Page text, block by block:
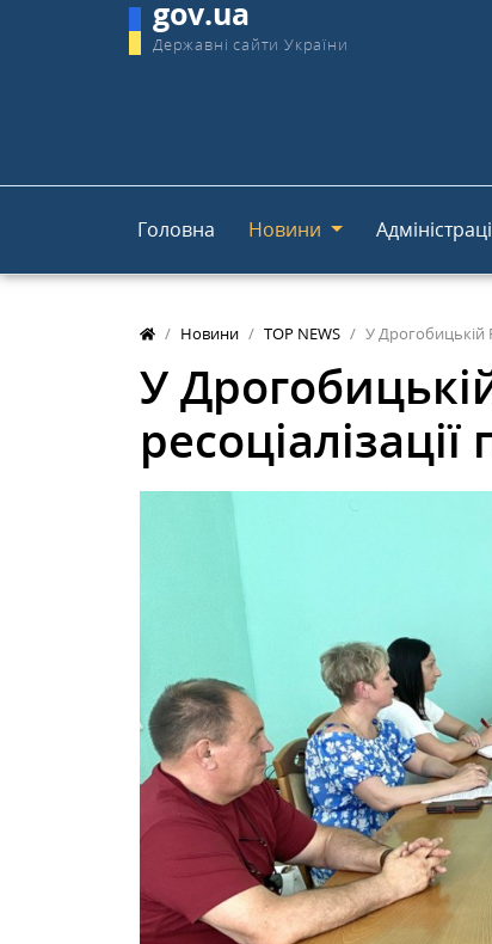
gov.ua
Державні сайти України
Головна Новини
Новини TOP NEWS У Дрогобицькій
У